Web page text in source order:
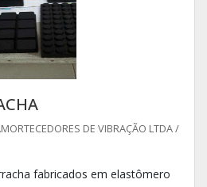
DE VIBRAÇÃO LTDA /
fabricados em elastômero